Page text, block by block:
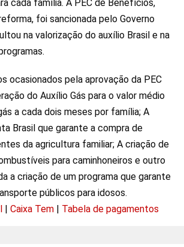
cada família. A PEC de Benefícios,
foi sancionada pelo Governo
na valorização do auxílio Brasil e na
ocasionados pela aprovação da PEC
do Auxílio Gás para o valor médio
a cada dois meses por família; A
Brasil que garante a compra de
da agricultura familiar; A criação de
para caminhoneiros e outro
a criação de um programa que garante
públicos para idosos.
Caixa Tem Tabela de pagamentos